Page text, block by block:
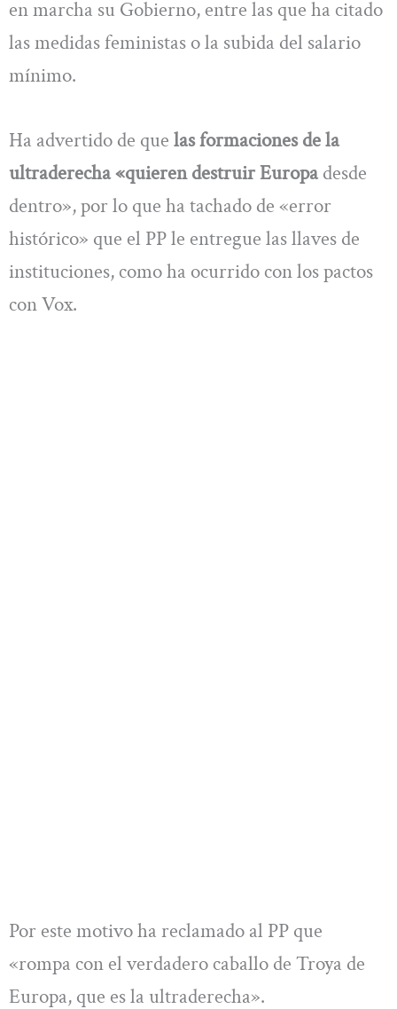
en marcha su Gobierno, entre las que ha citado
las medidas feministas o la subida del salario
mínimo.
Ha advertido de que las formaciones de la
ultraderecha «quieren destruir Europadesde
dentro», por lo que ha tachado de «error
histórico» que el PP le entregue las llaves de
instituciones, como ha ocurrido con los pactos
con Vox.
Por este motivo ha reclamado al PP que
«rompa con el verdadero caballo de Troya de
Europa, que es la ultraderecha».